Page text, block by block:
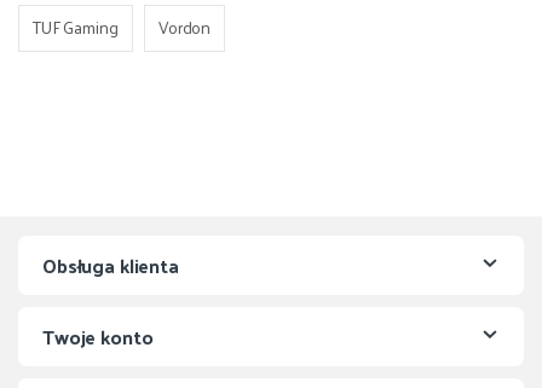
TUF Gaming
Vordon
Obsługa klienta
Twoje konto